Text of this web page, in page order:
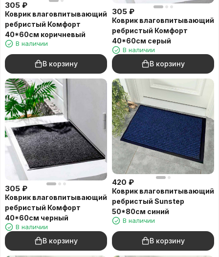
305 ₽
Коврик влаговпитывающий
ребристый Комфорт
40*60см коричневый
В наличии
В корзину
305 ₽
Коврик влаговпитывающий
ребристый Комфорт
40*60см серый
В наличии
В корзину
305 ₽
Коврик влаговпитывающий
ребристый Комфорт
40*60см черный
В наличии
В корзину
420 ₽
Коврик влаговпитывающий
ребристый Sunstep
50*80см синий
В наличии
В корзину